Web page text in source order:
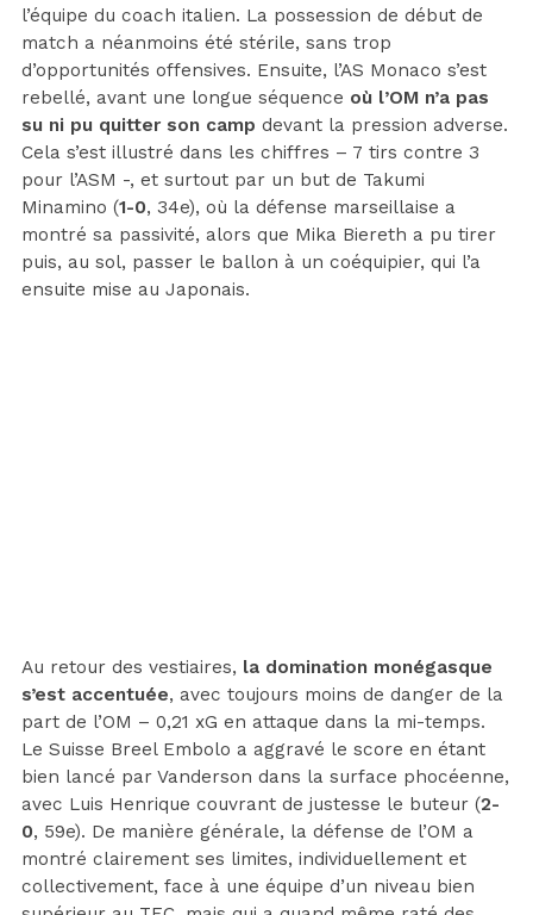
l’équipe du coach italien. La possession de début de
match a néanmoins été stérile, sans trop
d’opportunités offensives. Ensuite, l’AS Monaco s’est
rebellé, avant une longue séquence où l’OM n’a pas
su ni pu quitter son camp devant la pression adverse.
Cela s’est illustré dans les chiffres – 7 tirs contre 3
pour l’ASM -, et surtout par un but de Takumi
Minamino (1-0, 34e), où la défense marseillaise a
montré sa passivité, alors que Mika Biereth a pu tirer
puis, au sol, passer le ballon à un coéquipier, qui l’a
ensuite mise au Japonais.
Au retour des vestiaires, la domination monégasque
s’est accentuée, avec toujours moins de danger de la
part de l’OM – 0,21 xG en attaque dans la mi-temps.
Le Suisse Breel Embolo a aggravé le score en étant
bien lancé par Vanderson dans la surface phocéenne,
avec Luis Henrique couvrant de justesse le buteur (2-
0, 59e). De manière générale, la défense de l’OM a
montré clairement ses limites, individuellement et
collectivement, face à une équipe d’un niveau bien